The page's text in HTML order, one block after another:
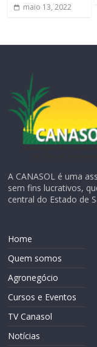
maio 13, 2022
A CANASOL é uma
sem fins lucrativos,
central do Estado de
Home
Quem somos
Agronegócio
Cursos e Eventos
TV Canasol
Notícias